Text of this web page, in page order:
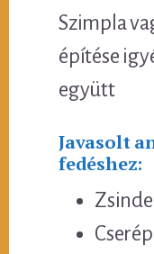
Szimpla
építése
együtt
Javasolt
fedéshez:
Cserép